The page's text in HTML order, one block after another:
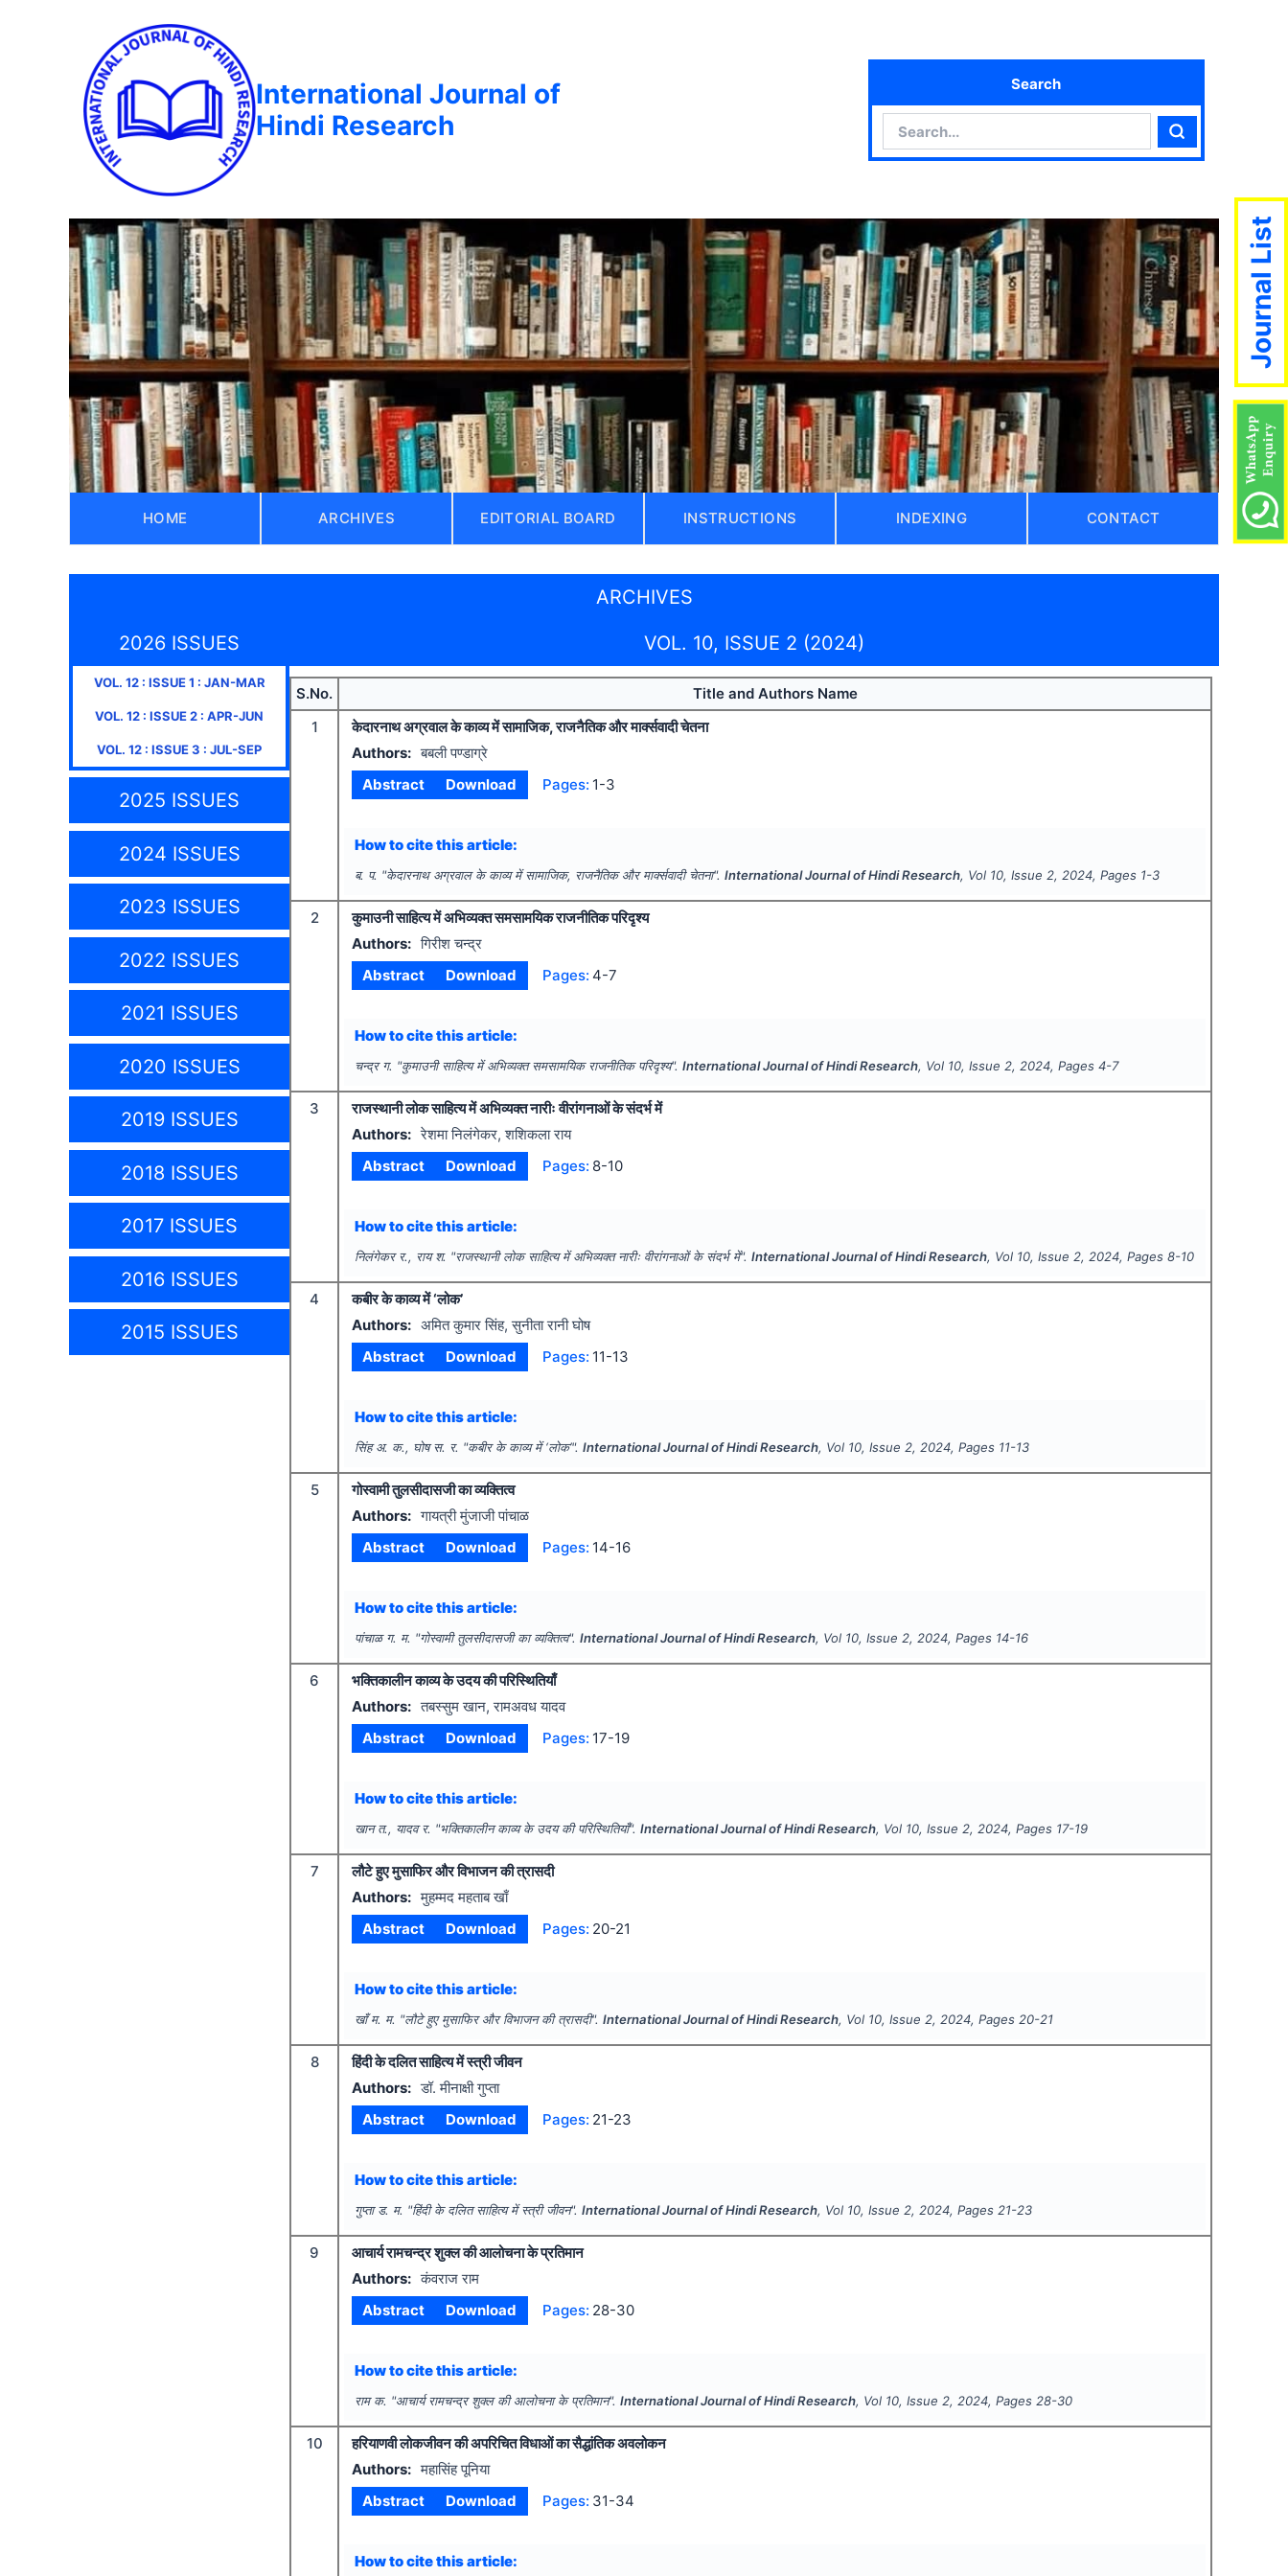
International Journal of
Hindi Research
Search
Search
HOME ARCHIVES EDITORIAL BOARD INSTRUCTIONS INDEXING CONTACT
ARCHIVES
2026 ISSUES
VOL. 12: ISSUE1 : JAN-MAR
VOL. 12 : ISSUE2 : APR-JUN
VOL. 12 : ISSUE3 : JUL-SEP
2025 ISSUES
2024 ISSUES
2023 ISSUES
2022 ISSUES
2021 ISSUES
2020 ISSUES
2019 ISSUES
2018 ISSUES
2017 ISSUES
2016 ISSUES
2015 ISSUES
VOL. 10, ISSUE 2 (2024)
S.No.
Title and Authors Name
1
केदारनाथ अग्रवाल के काव्य में सामाजिक, राजनैतिक और मार्क्सवादी चेतना
Authors: बबली पण्डाग्रे
Abstract
Download Pages: 1-3
How to cite this article:
ब. प. "केदारनाथ अग्रवाल के काव्य में सामाजिक, राजनैतिक और मार्क्सवादी चेतना".International Journal of Hindi Research, Vol 10, Issue2,2024, Pages 1-3
2
कुमाउनी साहित्य में अभिव्यक्त समसामयिक राजनीतिक परिदृश्य
Authors: गिरीश चन्द्र
Abstract
Download Pages: 4-7
How to cite this article:
चन्द्र ग. "कुमाउनी साहित्य में अभिव्यक्त समसामयिक राजनीतिक परिदृश्य".International Journal of Hindi Research, Vol 10, Issue2,2024, Pages 4-7
3
राजस्थानी लोक साहित्य में अभिव्यक्त नारीः वीरांगनाओं के संदर्भ में
Authors: रेशमा निलंगेकर, शशिकला राय
Abstract
Download Pages: 8-10
How to cite this article:
निलंगेकर र., राय श. "राजस्थानी लोक साहित्य में अभिव्यक्त नारीः वीरांगनाओं के संदर्भ में".International Journal of Hindi Research, Vol 10, Issue2,2024, Pages 8-10
4
कबीर के काव्य में ‘लोक’
Authors: अमित कुमार सिंह, सुनीता रानी घोष
Abstract
Download Pages: 11-13
How to cite this article:
सिंह अ. क., घोष स. र. "कबीर के काव्य में ‘लोक’".International Journal of Hindi Research, Vol 10, Issue2,2024, Pages 11-13
5
गोस्वामी तुलसीदासजी का व्यक्तित्व
Authors: गायत्री मुंजाजी पांचाळ
Abstract
Download Pages: 14-16
How to cite this article:
पांचाळ ग. म. "गोस्वामी तुलसीदासजी का व्यक्तित्व".International Journal of Hindi Research, Vol 10, Issue2,2024, Pages 14-16
6
भक्तिकालीन काव्य के उदय की परिस्थितियाँ
Authors: तबस्सुम खान, रामअवध यादव
Abstract
Download Pages: 17-19
How to cite this article:
खान त., यादव र. "भक्तिकालीन काव्य के उदय की परिस्थितियाँ".International Journal of Hindi Research, Vol 10, Issue2,2024, Pages 17-19
7
लौटे हुए मुसाफिर और विभाजन की त्रासदी
Authors: मुहम्मद महताब खाँ
Abstract
Download Pages: 20-21
How to cite this article:
खाँ म. म. "लौटे हुए मुसाफिर और विभाजन की त्रासदी".International Journal of Hindi Research, Vol 10, Issue2,2024, Pages 20-21
8
हिंदी के दलित साहित्य में स्त्री जीवन
Authors: डॉ. मीनाक्षी गुप्ता
Abstract
Download Pages: 21-23
How to cite this article:
गुप्ता ड. म. "हिंदी के दलित साहित्य में स्त्री जीवन".International Journal of Hindi Research, Vol 10, Issue2,2024, Pages 21-23
9
आचार्य रामचन्द्र शुक्ल की आलोचना के प्रतिमान
Authors: कंवराज राम
Abstract
Download Pages: 28-30
How to cite this article:
राम क. "आचार्य रामचन्द्र शुक्ल की आलोचना के प्रतिमान".International Journal of Hindi Research, Vol 10, Issue2,2024, Pages 28-30
10
हरियाणवी लोकजीवन की अपरिचित विधाओं का सैद्धांतिक अवलोकन
Authors: महासिंह पूनिया
Abstract
Download Pages: 31-34
How to cite this article:
Journal List